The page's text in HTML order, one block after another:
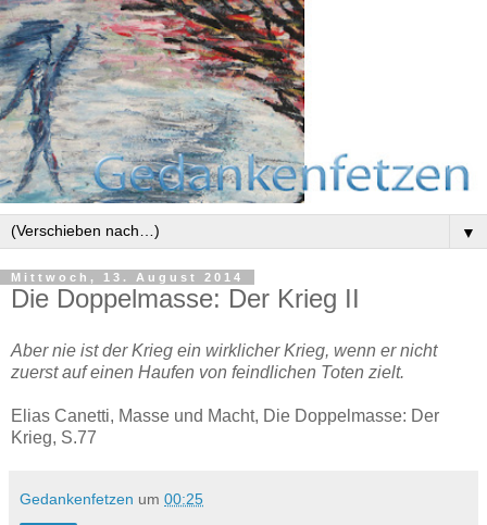
▼
Mittwoch, 13. August 2014
Die Doppelmasse: Der Krieg II
Aber nie ist der Krieg ein wirklicher Krieg, wenn er nicht
zuerst auf einen Haufen von feindlichen Toten zielt.
Elias Canetti, Masse und Macht, Die Doppelmasse: Der
Krieg, S.77
Gedankenfetzen um 00:25